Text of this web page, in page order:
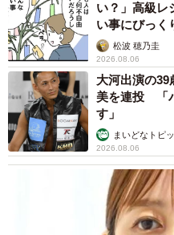
い？」高級レ
い事にびっ
松波 穂乃圭
2026.08.06
大河出演の
美を連投 「
す」
まいどなトピ
2026.08.06